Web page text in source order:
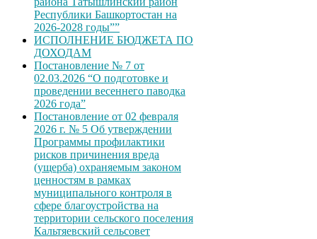
Республики Башкортостан на
2026-2028 годы””
ИСПОЛНЕНИЕ БЮДЖЕТА ПО
ДОХОДАМ
Постановление № 7 от
02.03.2026 “О подготовке и
проведении весеннего паводка
2026 года”
Постановление от 02 февраля
2026 г. № 5 Об утверждении
Программы профилактики
рисков причинения вреда
(ущерба) охраняемым законом
ценностям в рамках
муниципального контроля в
сфере благоустройства на
территории сельского поселения
Кальтяевский сельсовет